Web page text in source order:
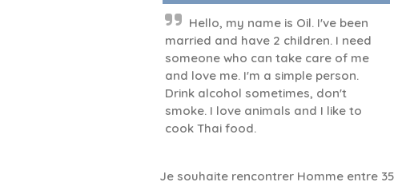
Hello, my name is Oil. I've been
married and have 2 children. I need
someone who can take care of me
and love me. I'm a simple person.
Drink alcohol sometimes, don't
smoke. I love animals and I like to
cook Thai food.
Je souhaite rencontrer Homme entre 35